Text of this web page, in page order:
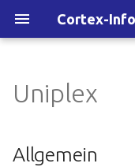
Übersicht
Starter Edition
Übersicht
Allgemein
Einführung
Command-Line-Admin
Cortex-IP Remote-
Allgemein
Erstellen Sie mühelos
FAQ
Uniplex
Allgemein